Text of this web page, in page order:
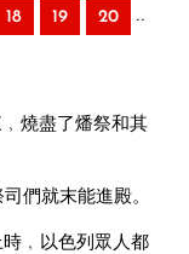
18 19 20 ..
燒盡了燔祭和其
們就末能進殿。
﹐以色列眾人都